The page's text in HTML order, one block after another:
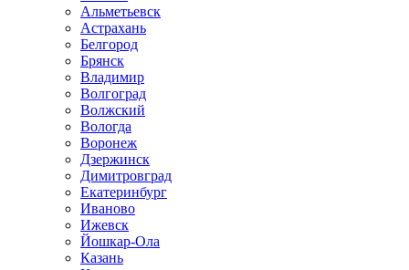
Альметьевск
Астрахань
Белгород
Брянск
Владимир
Волгоград
Волжский
Вологда
Воронеж
Дзержинск
Димитровград
Екатеринбург
Иваново
Ижевск
Йошкар-Ола
Казань